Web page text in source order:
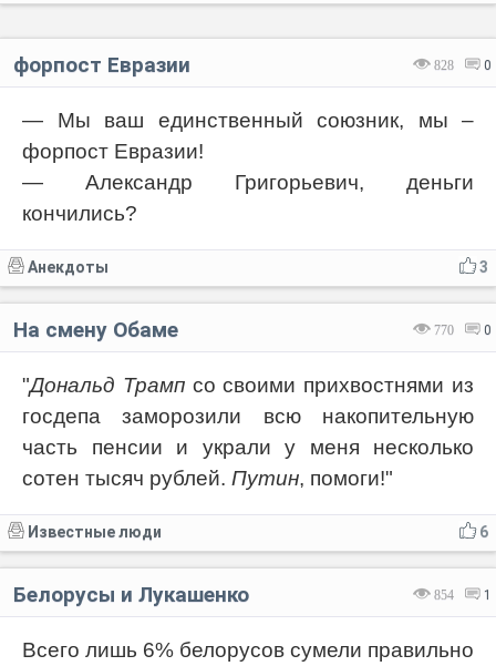
828 0
форпост Евразии
— Мы ваш единственный союзник, мы –
форпост Евразии!
— Александр Григорьевич, деньги
кончились?
3
Анекдоты
770 0
На смену Обаме
"Дональд Трампсо своими прихвостнями из
госдепа заморозили всю накопительную
часть пенсии и украли у меня несколько
сотен тысяч рублей. Путин, помоги!"
6
Известные люди
854 1
Белорусы и Лукашенко
Всего лишь 6% белорусов сумели правильно